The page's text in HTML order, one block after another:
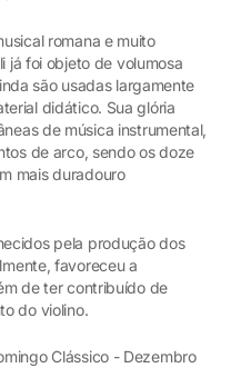
romana e muito
já foi objeto de volumosa
são usadas largamente
didático. Sua glória
de música instrumental,
de arco, sendo os doze
mais duradouro
pela produção dos
favoreceu a
de ter contribuído de
do violino.
Clássico - Dezembro